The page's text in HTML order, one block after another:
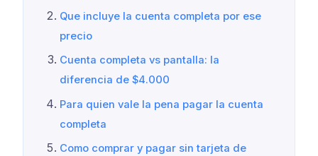
Que incluye la cuenta completa por ese
precio
Cuenta completa vs pantalla: la
diferencia de $4.000
Para quien vale la pena pagar la cuenta
completa
Como comprar y pagar sin tarjeta de